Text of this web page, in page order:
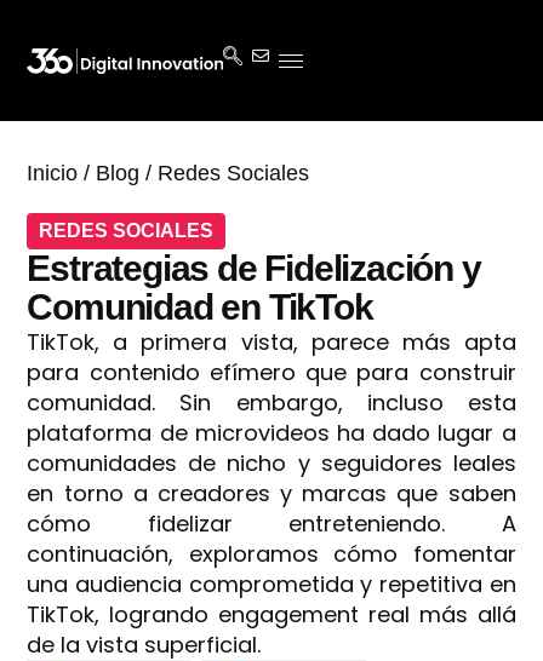
Inicio / Blog / Redes Sociales
REDES SOCIALES
Estrategias de Fidelización y
Comunidad en TikTok
TikTok, a primera vista, parece más apta
para contenido efímero que para construir
comunidad. Sin embargo, incluso esta
plataforma de microvideos ha dado lugar a
comunidades de nicho y seguidores leales
en torno a creadores y marcas que saben
cómo fidelizar entreteniendo. A
continuación, exploramos cómo fomentar
una audiencia comprometida y repetitiva en
TikTok, logrando engagement real más allá
de la vista superficial.